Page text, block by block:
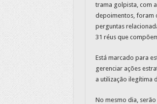
trama golpista, com
depoimentos, foram
perguntas
31 réus que
Está marcado para
gerenciar ações
a utilização ilegítima
No mesmo dia,